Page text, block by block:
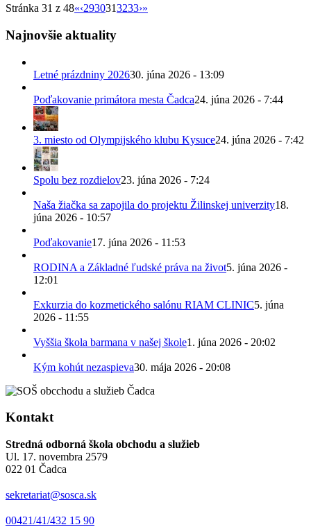
Stránka 31 z 48«‹2930313233›»
Najnovšie aktuality
Letné prázdniny 202630. júna 2026 - 13:09
Poďakovanie primátora mesta Čadca24. júna 2026 - 7:44
3. miesto od Olympijského klubu Kysuce24. júna 2026 - 7:42
Spolu bez rozdielov23. júna 2026 - 7:24
Naša žiačka sa zapojila do projektu Žilinskej univerzity18.
júna 2026 - 10:57
Poďakovanie17. júna 2026 - 11:53
RODINA a Základné ľudské práva na život5. júna 2026 -
12:01
Exkurzia do kozmetického salónu RIAM CLINIC5. júna
2026 - 11:55
Vyššia škola barmana v našej škole1. júna 2026 - 20:02
Kým kohút nezaspieva30. mája 2026 - 20:08
Kontakt
Stredná odborná škola obchodu a služieb
Ul. 17. novembra 2579
022 01 Čadca
sekretariat@sosca.sk
00421/41/432 15 90